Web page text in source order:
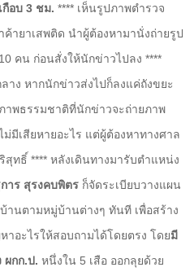
กือบ 3 ชม. **** เห็นรูปภาพตำรวจ
ายาเสพติด นำผู้ต้องหามานั่งถ่ายรูป
คน ก่อนสั่งให้นักข่าวไปลง ****
ง หากนักข่าวส่งไปก็ลงแค่ถังขยะ
าพธรรมชาติที่นักข่าวจะถ่ายภาพ
มีเสียหายอะไร แต่ผู้ต้องหาทางศาล
สุทธิ์ **** หลังเดินทางมารับตำแหน่ง
าร สุรงคบพิตร ก็จัดระเบียบวางแผน
านตามหมู่บ้านต่างๆ ทันที เพื่อสร้าง
อะไรให้สอบถามได้โดยตรง โดยมี
กก.ป. หนึ่งใน 5 เสือ ออกลุยด้วย